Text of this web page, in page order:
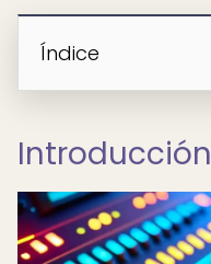
Índice
Introducción